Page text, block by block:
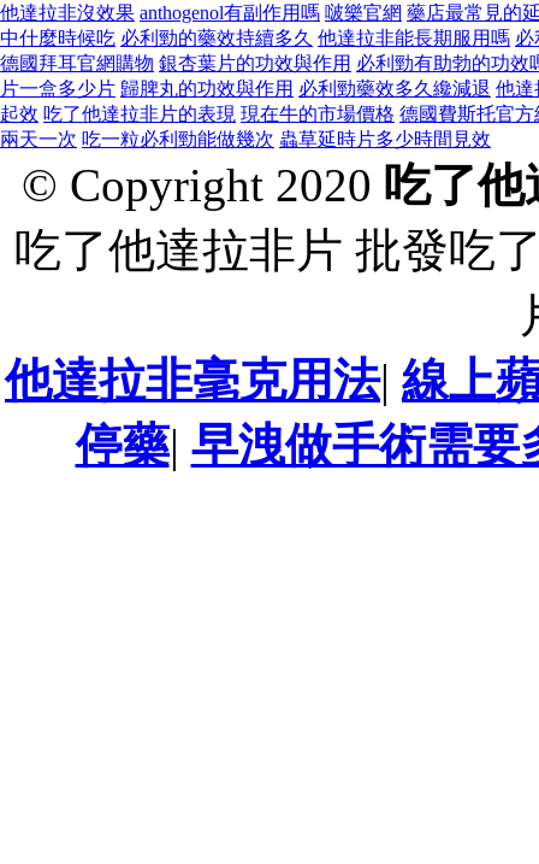
他達拉非沒效果 anthogenol有副作用嗎 啵樂官網 藥店最常見的
中什麼時候吃 必利勁的藥效持續多久 他達拉非能長期服用嗎 必
德國拜耳官網購物 銀杏葉片的功效與作用 必利勁有助勃的功效
片一盒多少片 歸脾丸的功效與作用 必利勁藥效多久纔減退 他達
起效 吃了他達拉非片的表現 現在牛的市場價格 德國費斯托官方
兩天一次 吃一粒必利勁能做幾次 蟲草延時片多少時間見效
© Copyright 2020 吃了
吃了他達拉非片 批發吃
他達拉非毫克用法| 線上
停藥| 早洩做手術需要